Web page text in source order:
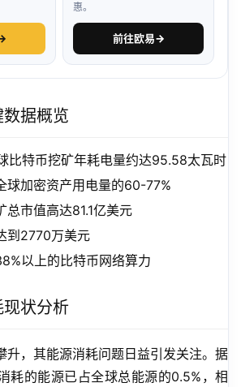
惠。
前往欧易→
据概览
比特币挖矿年耗电量约达95.58太瓦时
球加密资产用电量的60-77%
总市值高达81.1亿美元
到2770万美元
以上的比特币网络算力
状分析
升，其能源消耗问题日益引发关注。据
耗的能源已占全球总能源的0.5%，相